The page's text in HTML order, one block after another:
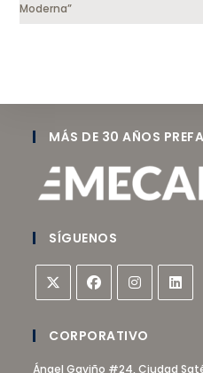
Moderna”
MÁS DE 30 AÑOS
SÍGUENOS
CORPORATIVO
Ángel Gaviño #24, Ciudad